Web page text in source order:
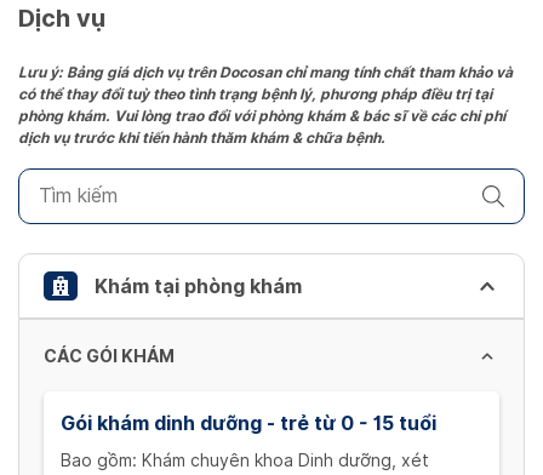
date.
the
question
mark
to
keyboard
shortcuts
changing
Dịch vụ
Lưu ý: Bảng giá dịch vụ trên Docosan chỉ mang tính chất tham khảo và
có thể thay đổi tuỳ theo tình trạng bệnh lý, phương pháp điều trị tại
phòng khám. Vui lòng trao đổi với phòng khám & bác sĩ về các chi phí
dịch vụ trước khi tiến hành thăm khám & chữa bệnh.
Khám tại phòng khám
CÁC GÓI KHÁM
Gói khám dinh dưỡng - trẻ từ 0 - 15 tuổi
Bao gồm: Khám chuyên khoa Dinh dưỡng, xét